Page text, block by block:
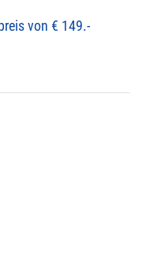
von € 149.-